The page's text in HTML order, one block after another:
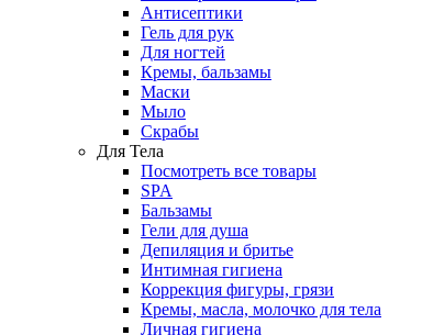
Антисептики
Гель для рук
Для ногтей
Кремы, бальзамы
Маски
Мыло
Скрабы
Для Тела
Посмотреть все товары
SPA
Бальзамы
Гели для душа
Депиляция и бритье
Интимная гигиена
Коррекция фигуры, грязи
Кремы, масла, молочко для тела
Личная гигиена